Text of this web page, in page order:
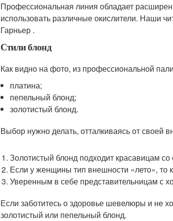
Профессиональная линия обладает
использовать различные окислители. Наши
Гарньер .
Стили блонд
Как видно на фото, из профессиональной
платина;
пепельный блонд;
золотистый блонд.
Выбор нужно делать, отталкиваясь от своей
Золотистый блонд подходит красавицам
Если у женщины тип внешности «лето», то
Уверенным в себе представительницам с
Если заботитесь о здоровье шевелюры и не
золотистый или пепельный блонд.